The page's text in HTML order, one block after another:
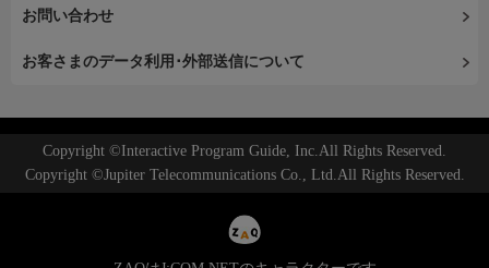
お問い合わせ
お客さまのデータ利用･外部送信について
Copyright ©Interactive Program Guide, Inc.All Rights Reserved.
Copyright ©Jupiter Telecommunications Co., Ltd.All Rights Reserved.